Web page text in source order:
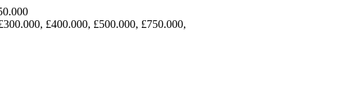
£400.000, £500.000, £750.000,